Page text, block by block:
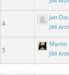
4
Jan
JIM
5
Martin
JIM